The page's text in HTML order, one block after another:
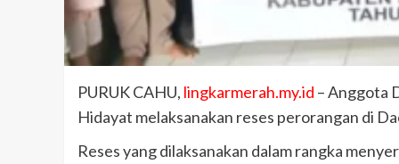
PURUK CAHU, lingkarmerah.my.id – Anggota
Hidayat melaksanakan reses perorangan di
Reses yang dilaksanakan dalam rangka